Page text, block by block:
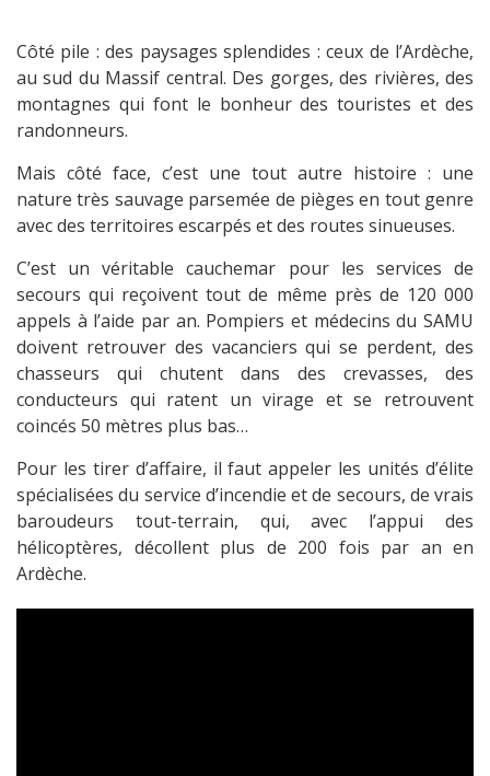
Côté pile : des paysages splendides : ceux de l’Ardèche,
au sud du Massif central. Des gorges, des rivières, des
montagnes qui font le bonheur des touristes et des
randonneurs.
Mais côté face, c’est une tout autre histoire : une
nature très sauvage parsemée de pièges en tout genre
avec des territoires escarpés et des routes sinueuses.
C’est un véritable cauchemar pour les services de
secours qui reçoivent tout de même près de 120 000
appels à l’aide par an. Pompiers et médecins du SAMU
doivent retrouver des vacanciers qui se perdent, des
chasseurs qui chutent dans des crevasses, des
conducteurs qui ratent un virage et se retrouvent
coincés 50 mètres plus bas…
Pour les tirer d’affaire, il faut appeler les unités d’élite
spécialisées du service d’incendie et de secours, de vrais
baroudeurs tout-terrain, qui, avec l’appui des
hélicoptères, décollent plus de 200 fois par an en
Ardèche.